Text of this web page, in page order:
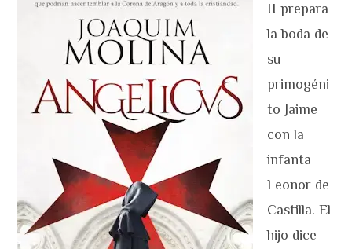
II prepara
la boda de
su
primogéni
to Jaime
con la
infanta
Leonor de
Castilla. El
hijo dice